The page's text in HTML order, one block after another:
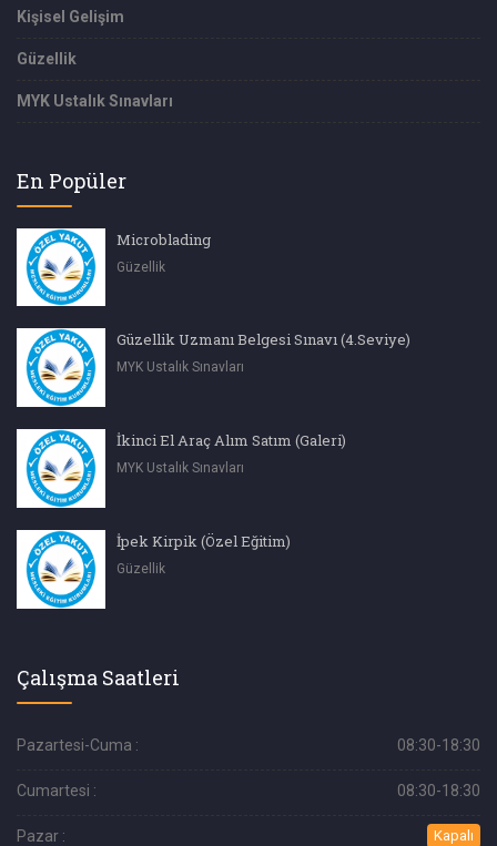
Kişisel Gelişim
Güzellik
MYK Ustalık Sınavları
En Popüler
Microblading
Güzellik
Güzellik Uzmanı Belgesi Sınavı (4.Seviye)
MYK Ustalık Sınavları
İkinci El Araç Alım Satım (Galeri)
MYK Ustalık Sınavları
İpek Kirpik (Özel Eğitim)
Güzellik
Çalışma Saatleri
Pazartesi-Cuma : 08:30-18:30
Cumartesi : 08:30-18:30
Pazar : Kapalı